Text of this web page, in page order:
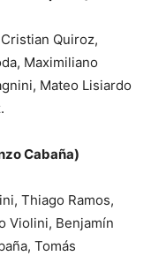
Quiroz,
Maximiliano
Mateo Lisiardo
Cabaña)
Thiago Ramos,
Violini, Benjamín
Tomás